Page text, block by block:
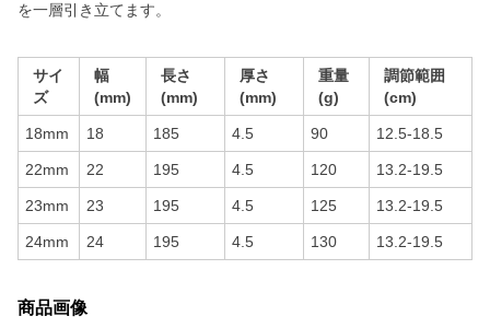
を一層引き立てます。
サイ
ズ
幅
(mm)
長さ
(mm)
厚さ
(mm)
重量
(g)
調節範囲
(cm)
18mm 18 185 4.5 90 12.5-18.5
22mm 22 195 4.5 120 13.2-19.5
23mm 23 195 4.5 125 13.2-19.5
24mm 24 195 4.5 130 13.2-19.5
商品画像